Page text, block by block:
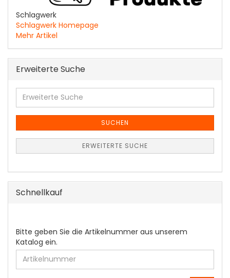
Schlagwerk
Schlagwerk Homepage
Mehr Artikel
Erweiterte Suche
Erweiterte
Suche
SUCHEN
ERWEITERTE SUCHE
Schnellkauf
BITTE
GEBEN
SIE
DIE
ARTIKELNUMMER
Bitte geben Sie die Artikelnummer aus unserem
Katalog ein.